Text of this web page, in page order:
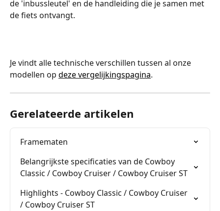
de 'inbussleutel' en de handleiding die je samen met
de fiets ontvangt.
Je vindt alle technische verschillen tussen al onze
modellen op deze vergelijkingspagina.
Gerelateerde artikelen
Framematen
Belangrijkste specificaties van de Cowboy
Classic / Cowboy Cruiser / Cowboy Cruiser ST
Highlights - Cowboy Classic / Cowboy Cruiser
/ Cowboy Cruiser ST